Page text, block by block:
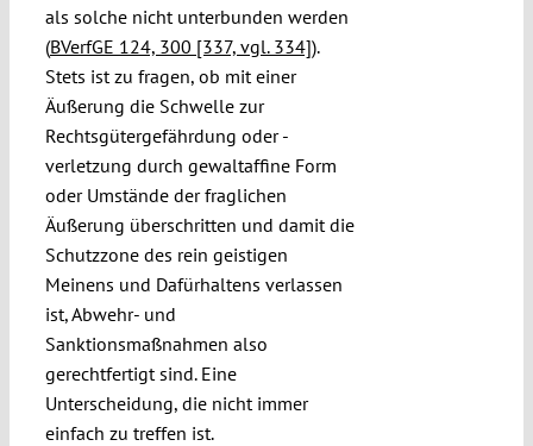
als solche nicht unterbunden werden
(BVerfGE 124, 300 [337, vgl. 334]).
Stets ist zu fragen, ob mit einer
Äußerung die Schwelle zur
Rechtsgütergefährdung oder -
verletzung durch gewaltaffine Form
oder Umstände der fraglichen
Äußerung überschritten und damit die
Schutzzone des rein geistigen
Meinens und Dafürhaltens verlassen
ist, Abwehr- und
Sanktionsmaßnahmen also
gerechtfertigt sind. Eine
Unterscheidung, die nicht immer
einfach zu treffen ist.